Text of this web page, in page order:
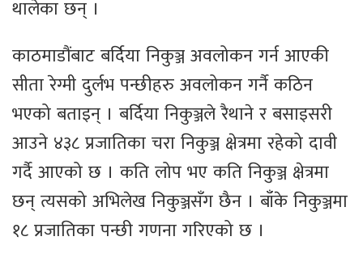
थालेका छन् ।
काठमाडौंबाट बर्दिया निकुञ्ज अवलोकन गर्न आएकी
सीता रेग्मी दुर्लभ पन्छीहरु अवलोकन गर्नै कठिन
भएको बताइन् । बर्दिया निकुञ्जले रैथाने र बसाइसरी
आउने ४३८ प्रजातिका चरा निकुञ्ज क्षेत्रमा रहेको दावी
गर्दै आएको छ । कति लोप भए कति निकुञ्ज क्षेत्रमा
छन् त्यसको अभिलेख निकुञ्जसँग छैन । बाँके निकुञ्जमा
१८ प्रजातिका पन्छी गणना गरिएको छ ।